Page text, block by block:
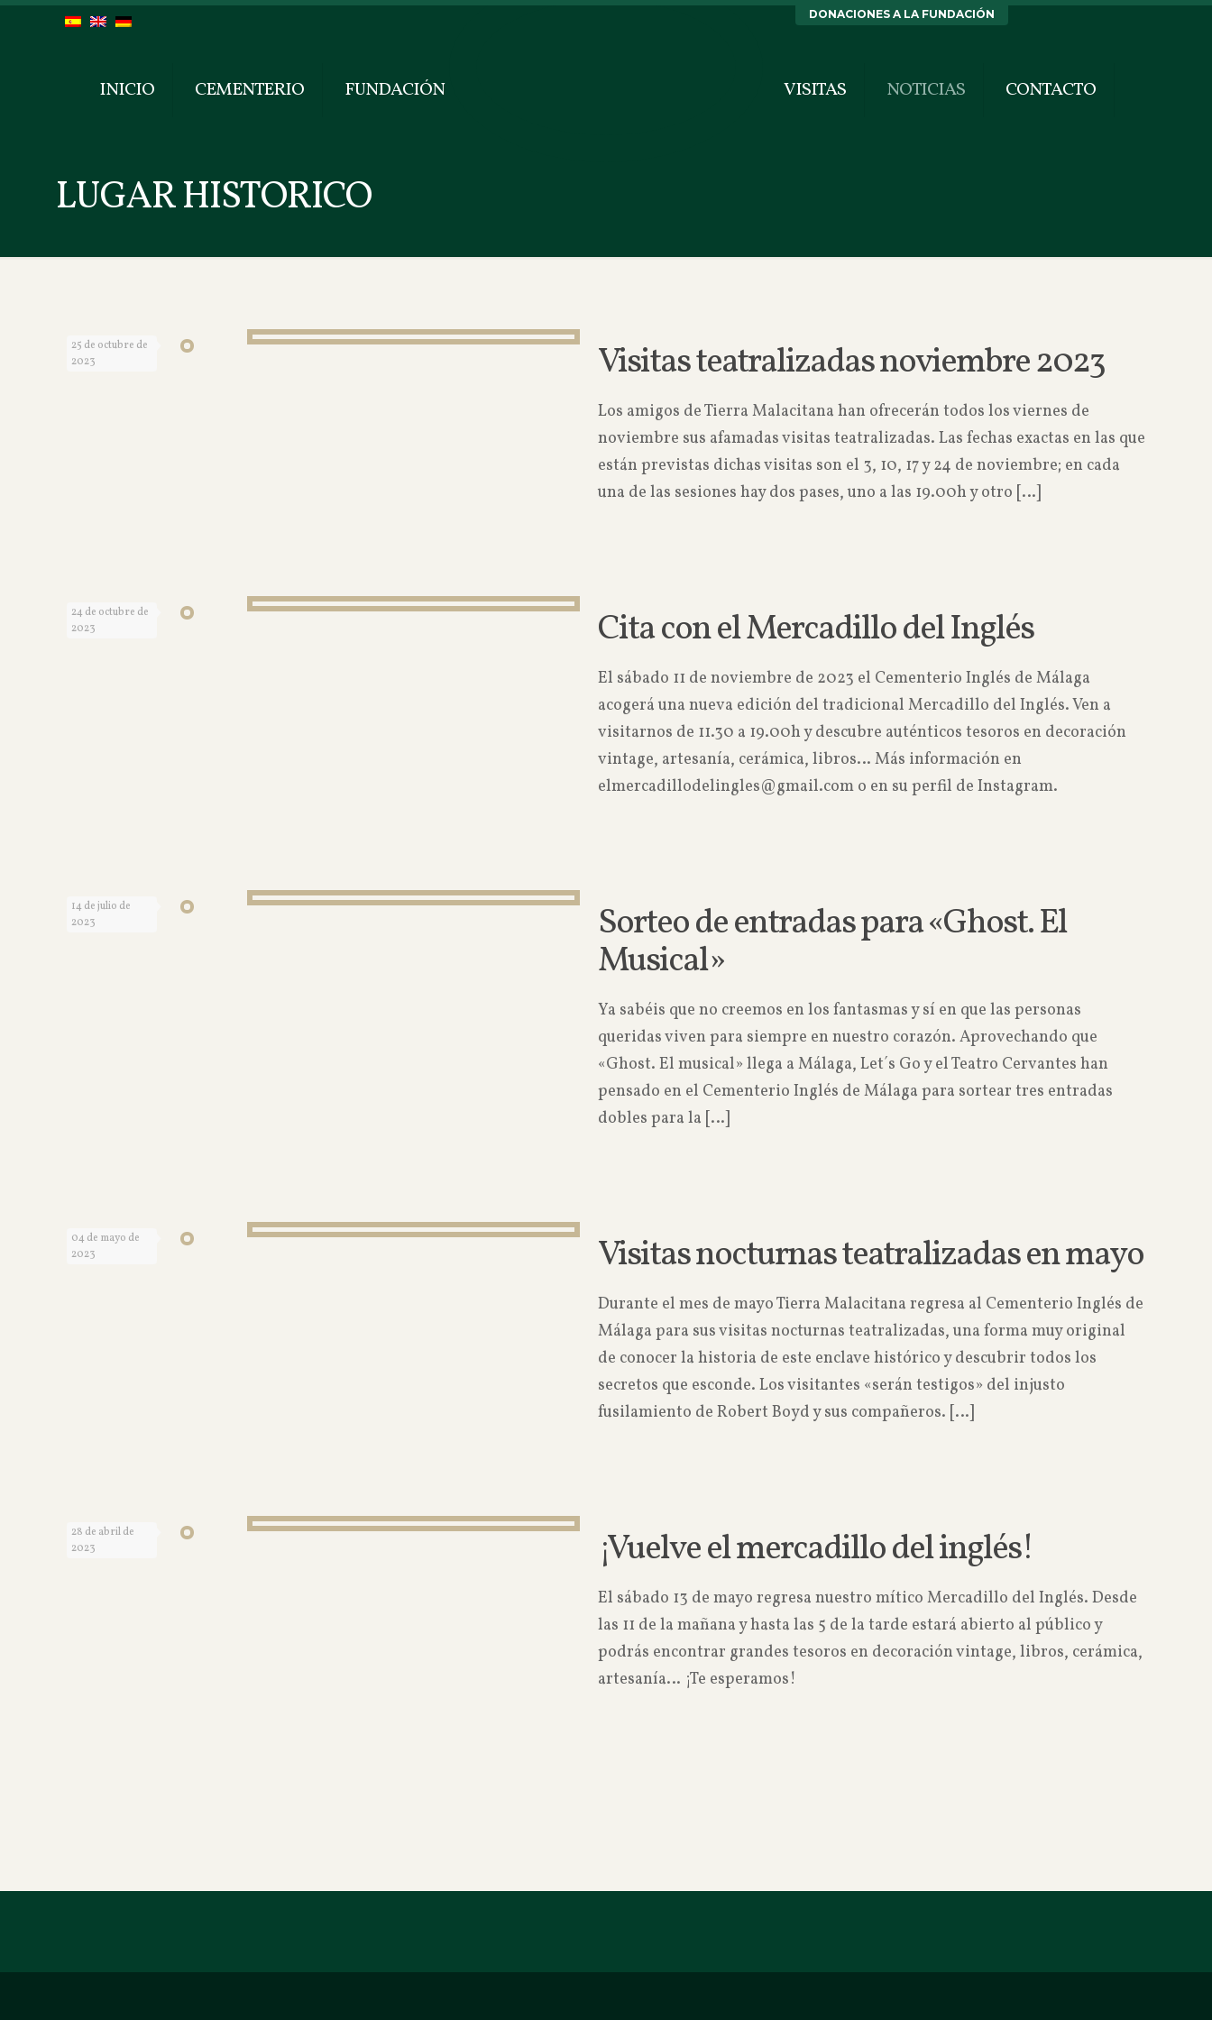
DONACIONES A LA FUNDACIÓN
INICIO CEMENTERIO FUNDACIÓN VISITAS NOTICIAS CONTACTO
LUGAR HISTORICO
25 de octubre de
2023
Visitas teatralizadas noviembre 2023
Los amigos de Tierra Malacitana han ofrecerán todos los viernes de
noviembre sus afamadas visitas teatralizadas. Las fechas exactas en las que
están previstas dichas visitas son el 3, 10, 17 y 24 de noviembre; en cada
una de las sesiones hay dos pases, uno a las 19.00h y otro […]
24 de octubre de
2023
Cita con el Mercadillo del Inglés
El sábado 11 de noviembre de 2023 el Cementerio Inglés de Málaga
acogerá una nueva edición del tradicional Mercadillo del Inglés. Ven a
visitarnos de 11.30 a 19.00h y descubre auténticos tesoros en decoración
vintage, artesanía, cerámica, libros… Más información en
elmercadillodelingles@gmail.com o en su perfil de Instagram.
14 de julio de
2023
Sorteo de entradas para «Ghost. El
Musical»
Ya sabéis que no creemos en los fantasmas y sí en que las personas
queridas viven para siempre en nuestro corazón. Aprovechando que
«Ghost. El musical» llega a Málaga, Let´s Go y el Teatro Cervantes han
pensado en el Cementerio Inglés de Málaga para sortear tres entradas
dobles para la […]
04 de mayo de
2023
Visitas nocturnas teatralizadas en mayo
Durante el mes de mayo Tierra Malacitana regresa al Cementerio Inglés de
Málaga para sus visitas nocturnas teatralizadas, una forma muy original
de conocer la historia de este enclave histórico y descubrir todos los
secretos que esconde. Los visitantes «serán testigos» del injusto
fusilamiento de Robert Boyd y sus compañeros. […]
28 de abril de
2023
¡Vuelve el mercadillo del inglés!
El sábado 13 de mayo regresa nuestro mítico Mercadillo del Inglés. Desde
las 11 de la mañana y hasta las 5 de la tarde estará abierto al público y
podrás encontrar grandes tesoros en decoración vintage, libros, cerámica,
artesanía… ¡Te esperamos!